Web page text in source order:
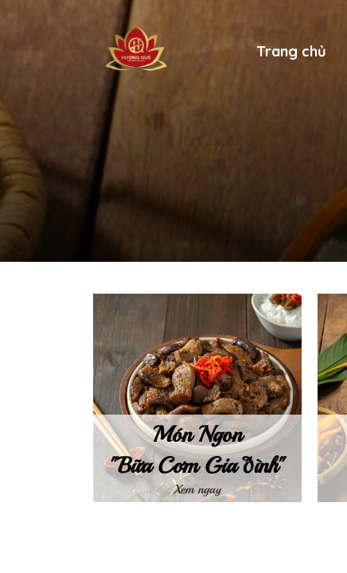
Trang chủ
Món Ngon
"Bữa Cơm Gia đình"
Xem ngay